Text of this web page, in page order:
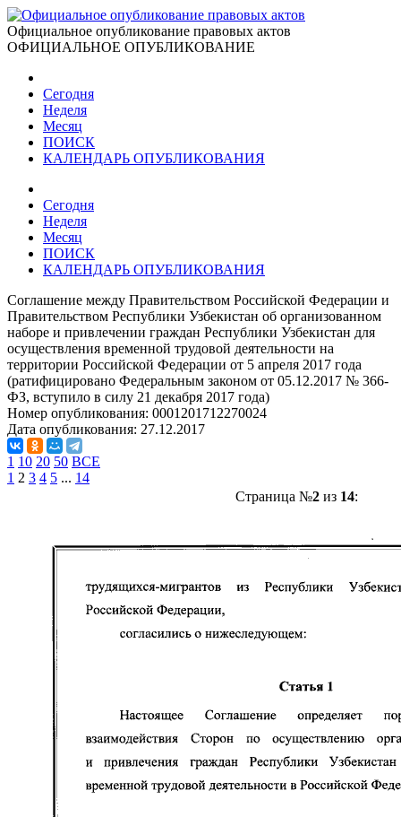
Официальное опубликование правовых актов
ОФИЦИАЛЬНОЕ ОПУБЛИКОВАНИЕ
Сегодня
Неделя
Месяц
ПОИСК
КАЛЕНДАРЬ ОПУБЛИКОВАНИЯ
Сегодня
Неделя
Месяц
ПОИСК
КАЛЕНДАРЬ ОПУБЛИКОВАНИЯ
Соглашение между Правительством Российской Федерации и
Правительством Республики Узбекистан об организованном
наборе и привлечении граждан Республики Узбекистан для
осуществления временной трудовой деятельности на
территории Российской Федерации от 5 апреля 2017 года
(ратифицировано Федеральным законом от 05.12.2017 № 366-
ФЗ, вступило в силу 21 декабря 2017 года)
Номер опубликования: 0001201712270024
Дата опубликования: 27.12.2017
1 10 20 50 ВСЕ
1 2 3 4 5 ... 14
Страница №2из 14: